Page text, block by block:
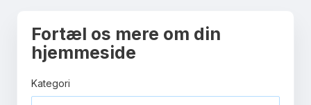
Fortæl os mere om din
hjemmeside
Kategori